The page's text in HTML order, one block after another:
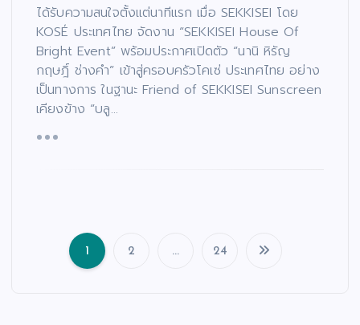
ได้รับความสนใจตั้งแต่นาทีแรก เมื่อ SEKKISEI โดย
KOSÉ ประเทศไทย จัดงาน “SEKKISEI House Of
Bright Event” พร้อมประกาศเปิดตัว “นานิ หิรัญ
กฤษฎิ์ ช่างคำ” เข้าสู่ครอบครัวโคเซ่ ประเทศไทย อย่าง
เป็นทางการ ในฐานะ Friend of SEKKISEI Sunscreen
เคียงข้าง “บลู…
แ
1 2 … 24